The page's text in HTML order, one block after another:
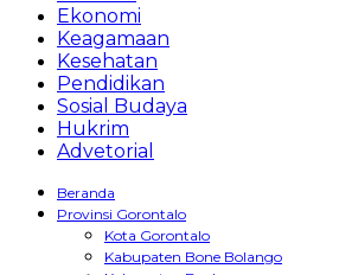
Ekonomi
Keagamaan
Kesehatan
Pendidikan
Sosial Budaya
Hukrim
Advetorial
Beranda
Provinsi Gorontalo
Kota Gorontalo
Kabupaten Bone Bolango